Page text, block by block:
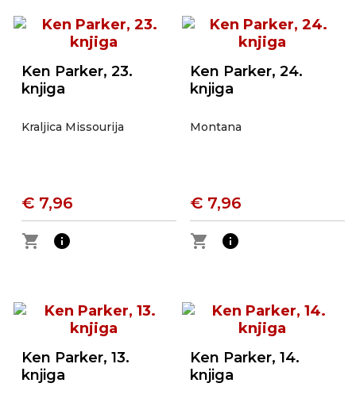
Ken Parker, 23.
knjiga
Kraljica Missourija
€ 7,96
shopping_cart
info
Ken Parker, 24.
knjiga
Montana
€ 7,96
shopping_cart
info
Ken Parker, 13.
knjiga
Ken Parker, 14.
knjiga